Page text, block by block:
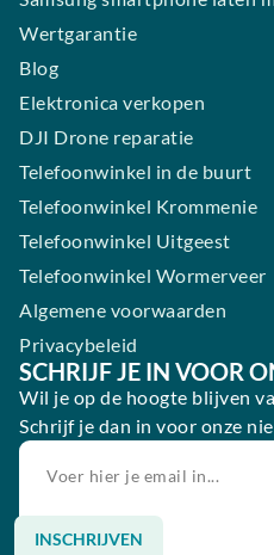
Wertgarantie
Blog
Elektronica verkopen
DJI Drone reparatie
Telefoonwinkel in de buurt
Telefoonwinkel Krommenie
Telefoonwinkel Uitgeest
Telefoonwinkel Wormerveer
Algemene voorwaarden
Privacybeleid
SCHRIJF JE IN VOOR
Wil je op de hoogte blijven
Schrijf je dan in voor onze
INSCHRIJVEN